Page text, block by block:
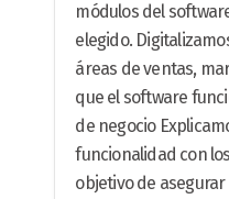
módulos del
elegido.
áreas de ventas,
que el software
de negocio
funcionalidad con
objetivo de